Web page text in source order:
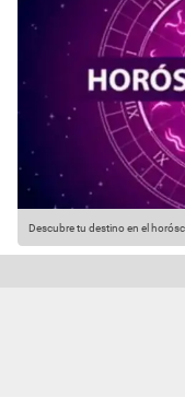
Descubre tu destino en el